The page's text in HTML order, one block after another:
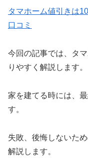
タマホーム値引きは
口コミ
今回の記事では、タ
りやすく解説します。
家を建てる時には、
す。
失敗、後悔しないた
解説します。